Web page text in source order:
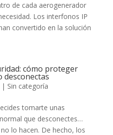
de cada aerogenerador
Los interfonos IP
convertido en la solución
cómo proteger
desconectas
| Sin categoría
tomarte unas
que desconectes…
lo hacen. De hecho, los